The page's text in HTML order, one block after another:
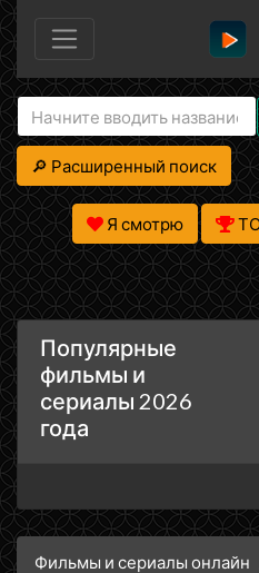
🔎 Расширенный поиск
Я смотрю
Популярные
фильмы и
сериалы 2026
года
Фильмы и сериалы онлайн